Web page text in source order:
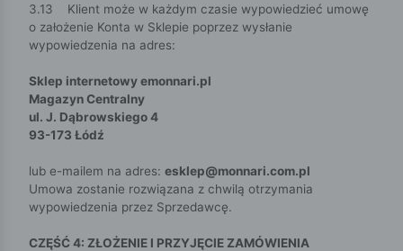
3.13 Klient może w każdym czasie wypowiedzieć umowę
o założenie Konta w Sklepie poprzez wysłanie
wypowiedzenia na adres:
Sklep internetowy emonnari.pl
Magazyn Centralny
ul. J. Dąbrowskiego 4
93-173 Łódź
lub e-mailem na adres: esklep@monnari.com.pl
Umowa zostanie rozwiązana z chwilą otrzymania
wypowiedzenia przez Sprzedawcę.
CZĘŚĆ 4: ZŁOŻENIE I PRZYJĘCIE ZAMÓWIENIA